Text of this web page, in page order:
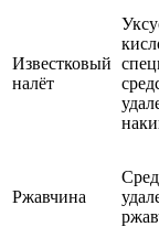
Известковый
налёт
Ржавчина